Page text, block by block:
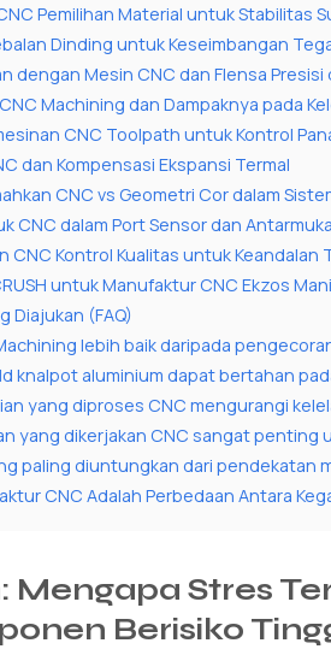
Pemilihan Material untuk Stabilitas
Dinding untuk Keseimbangan
dengan Mesin CNC dan Flensa Presisi
Machining dan Dampaknya pada
CNC Toolpath untuk Kontrol
dan Kompensasi Ekspansi Termal
CNC vs Geometri Cor dalam
CNC dalam Port Sensor dan
CNC Kontrol Kualitas untuk Keandalan
untuk Manufaktur CNC Ekzos
Diajukan (FAQ)
lebih baik daripada
knalpot aluminium dapat bertahan
yang diproses CNC mengurangi
yang dikerjakan CNC sangat penting
paling diuntungkan dari pendekatan
CNC Adalah Perbedaan Antara
Mengapa Stres
Berisiko